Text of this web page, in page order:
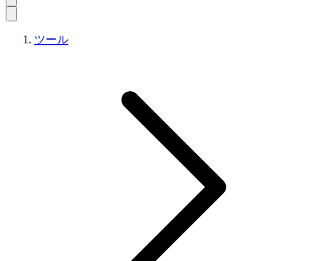
ツール